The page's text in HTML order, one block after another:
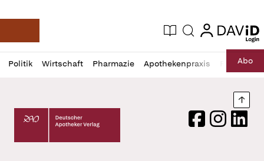
Deutsche Apotheker Zeitung
Aktuelle Ausgabe
Suche login
login
Politik Wirtschaft Pharmazie Apothekenpraxis RechtAbo
Profil
öffnen
Daz
Pur
Deutscher Apotheker Verlag Logo
FacebookInstagram